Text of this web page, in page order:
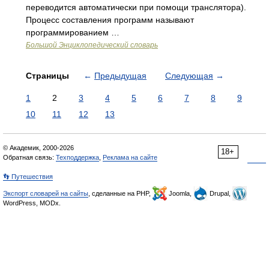
переводится автоматически при помощи транслятора).
Процесс составления программ называют
программированием …
Большой Энциклопедический словарь
Страницы ← Предыдущая Следующая →
1 2 3 4 5 6 7 8
9
10
11 12 13
18+
© Академик, 2000-2026
Обратная связь: Техподдержка Реклама на сайте
👣 Путешествия
Экспорт словарей на сайты , сделанные на PHP, Joomla,
Drupal,
WordPress, MODx.